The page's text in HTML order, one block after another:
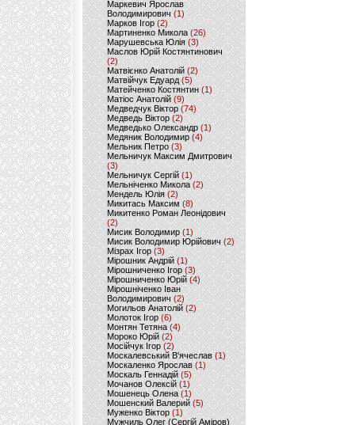
Маркевич Ярослав
Володимирович (1)
Марков Ігор (2)
Мартиненко Микола (26)
Марушевська Юлія (3)
Маслов Юрій Костянтинович
(2)
Матвієнко Анатолій (2)
Матвійчук Едуард(5)
Матейченко Костянтин (1)
Матіос Анатолій (9)
Медведчук Віктор(74)
Медведь Віктор (2)
Медведько Олександр (1)
Медяник Володимир(4)
Мельник Петро (3)
Мельничук Максим Дмитрович
(3)
Мельничук Сергій (1)
Мельніченко Микола (2)
Мендель Юлія (2)
Микитась Максим (8)
Микитенко Роман Леонідович
(2)
Мисик Володимир (1)
Мисик Володимир Юрійович(2)
Мізрах Ігор(3)
Мірошник Андрій(1)
Мірошниченко Ігор (3)
Мірошниченко Юрій(4)
Мірошніченко Іван
Володимирович (2)
Могильов Анатолій (2)
Молоток Ігор (6)
Монтян Тетяна (4)
Мороко Юрій(2)
Мосійчук Ігор (2)
Москалевський В'ячеслав (1)
Москаленко Ярослав (1)
Москаль Геннадій (5)
Мочанов Олексій(1)
Мошенець Олена(1)
Мошенский Валерий (5)
Муженко Віктор (1)
Мужчиль Олег (Сергій Аміров)